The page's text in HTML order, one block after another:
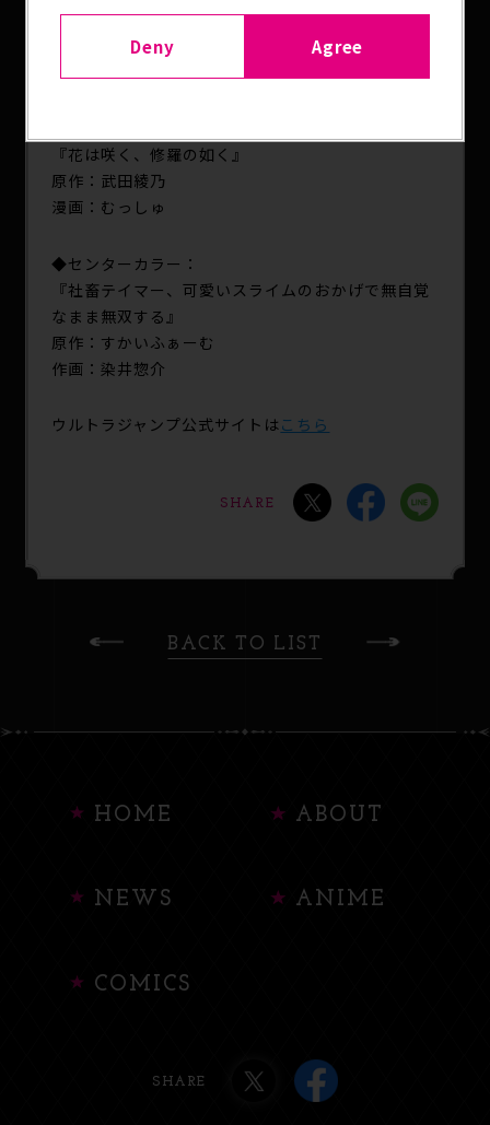
原作：清水ゆりか（HJノベルス）
漫画：日野彰
キャラクター原案：すざく
『花は咲く、修羅の如く』
原作：武田綾乃
漫画：むっしゅ
◆センターカラー：
『社畜テイマー、可愛いスライムのおかげで無自覚
なまま無双する』
原作：すかいふぁーむ
作画：染井惣介
ウルトラジャンプ公式サイトはこちら
SHARE
BACK TO LIST
HOME ABOUT
NEWS ANIME
COMICS
SHARE
Deny Agree